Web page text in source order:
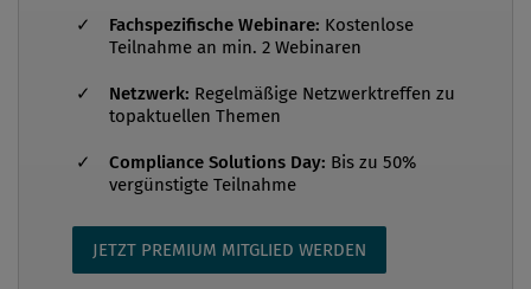
Seine Laufbahn startete Wilhelm Rasinger als
Unternehmensberater. Es folgten Stationen in der
Internen Revision einer Versicherung und als
Geschäftsführer einer Berater...
Fachspezifische Webinare: Kostenlose
Teilnahme an min. 2 Webinaren
Netzwerk: Regelmäßige Netzwerktreffen zu
topaktuellen Themen
Compliance Solutions Day: Bis zu 50%
vergünstigte Teilnahme
JETZT PREMIUM MITGLIED WERDEN